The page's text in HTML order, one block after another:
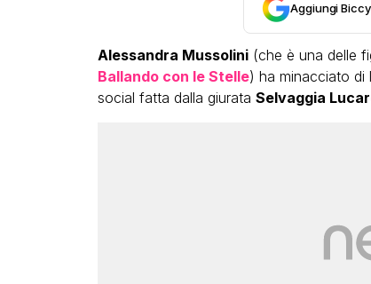
Aggiungi
Alessandra Mussolini(che è una delle
Ballando con le Stelle) ha minacciato di
social fatta dalla giurata Selvaggia